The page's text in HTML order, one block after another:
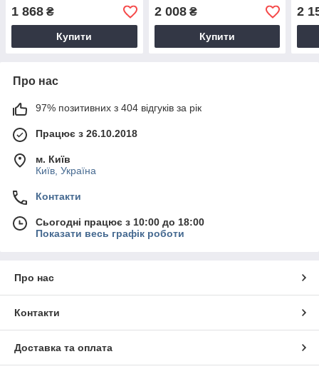
1 868 ₴
Купити
2 008₴
Купити
2
Про нас
97% позитивних з 404 відгуків за рік
Працює з 26.10.2018
м. Київ
Київ, Україна
Контакти
Сьогодні працює з 10:00 до 18:00
Показати весь графік роботи
Про нас
Контакти
Доставка та оплата